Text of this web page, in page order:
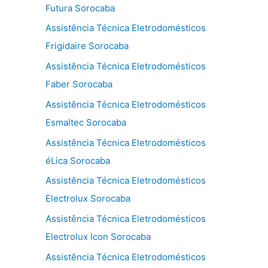
Futura Sorocaba
Assistência Técnica Eletrodomésticos
Frigidaire Sorocaba
Assistência Técnica Eletrodomésticos
Faber Sorocaba
Assistência Técnica Eletrodomésticos
Esmaltec Sorocaba
Assistência Técnica Eletrodomésticos
éLica Sorocaba
Assistência Técnica Eletrodomésticos
Electrolux Sorocaba
Assistência Técnica Eletrodomésticos
Electrolux Icon Sorocaba
Assistência Técnica Eletrodomésticos